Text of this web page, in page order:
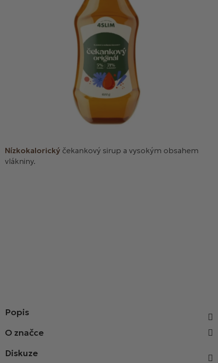
Nízkokalorický čekankový sirup a vysokým obsahem
vlákniny.
Popis
Diskuze